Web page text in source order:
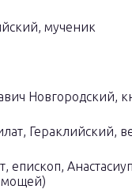
мученик
Новгородский,
Гераклийский,
епископ,